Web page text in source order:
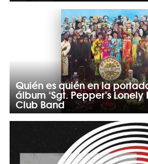
Quién es quién en la
álbum ‘Sgt. Pepper’s Lonely
Club Band